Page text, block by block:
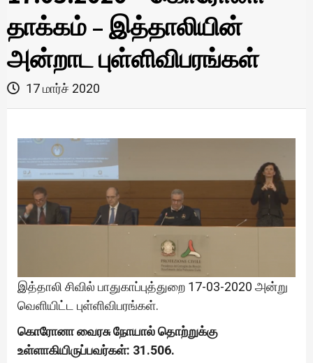
தாக்கம் – இத்தாலியின்
அன்றாட புள்ளிவிபரங்கள்
17 மார்ச் 2020
இத்தாலி சிவில் பாதுகாப்புத்துறை 17-03-2020 அன்று
வெளியிட்ட புள்ளிவிபரங்கள்.
கொரோனா வைரசு நோயால் தொற்றுக்கு
உள்ளாகியிருப்பவர்கள்: 31.506.